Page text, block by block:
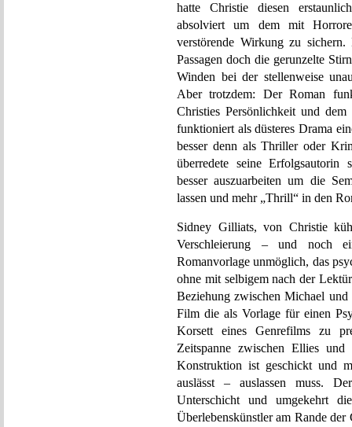
hatte Christie diesen
absolviert um dem mit
verstörende Wirkung zu
Passagen doch die gerunzelte
Winden bei der stellenweise
Aber trotzdem: Der Roman
Christies Persönlichkeit und
funktioniert als düsteres Drama
besser denn als Thriller oder
überredete seine Erfolgsautorin
besser auszuarbeiten um die
lassen und mehr „Thrill“ in den
Sidney Gilliats, von Christie
Verschleierung – und noch
Romanvorlage unmöglich, das
ohne mit selbigem nach der
Beziehung zwischen Michael
Film die als Vorlage für einen
Korsett eines Genrefilms zu
Zeitspanne zwischen Ellies
Konstruktion ist geschickt und
auslässt – auslassen muss.
Unterschicht und umgekehrt
Überlebenskünstler am Rande